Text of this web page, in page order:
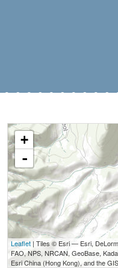
+
-
Leaflet | Tiles © Esri — Esri,
FAO, NPS, NRCAN, GeoBase,
Esri China (Hong Kong), and the